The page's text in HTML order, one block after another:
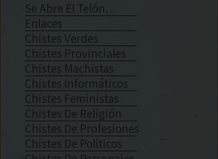
Se Abre El Telón…
Enlaces
Chistes Verdes
Chistes Provinciales
Chistes Machistas
Chistes Informáticos
Chistes Feministas
Chistes De Religión
Chistes De Profesiones
Chistes De Políticos